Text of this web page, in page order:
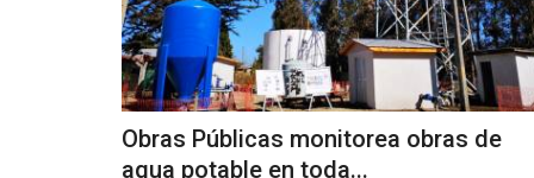
Obras Públicas monitorea obras de
agua potable en toda...